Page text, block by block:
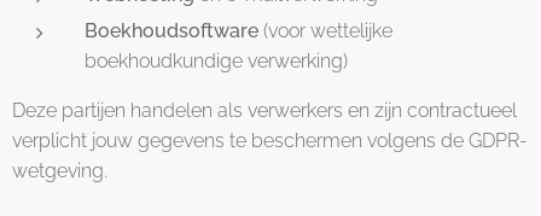
Boekhoudsoftware (voor wettelijke
boekhoudkundige verwerking)
Deze partijen handelen als verwerkers en zijn contractueel
verplicht jouw gegevens te beschermen volgens de GDPR-
wetgeving.